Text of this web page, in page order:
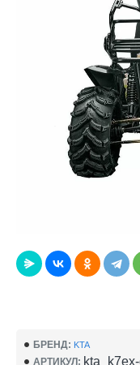
БРЕНД: KTA
АРТИКУЛ: